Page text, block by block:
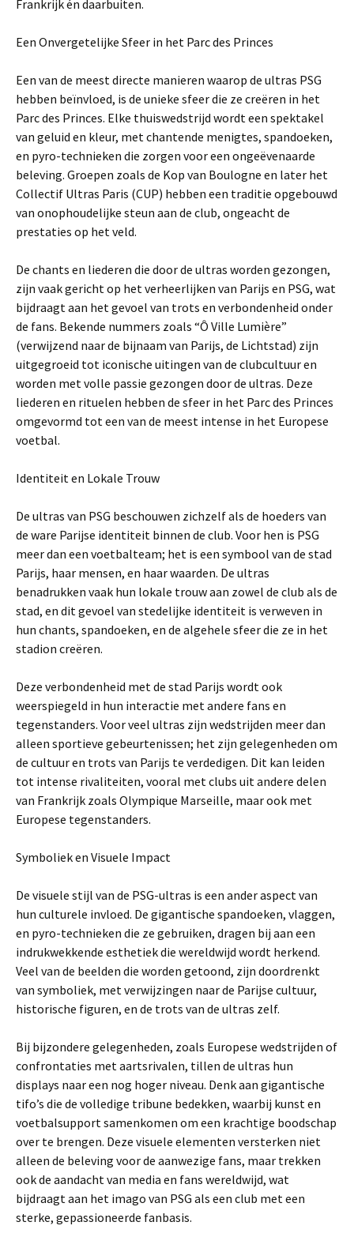
Frankrijk én daarbuiten.
Een Onvergetelijke Sfeer in het Parc des Princes
Een van de meest directe manieren waarop de ultras PSG
hebben beïnvloed, is de unieke sfeer die ze creëren in het
Parc des Princes. Elke thuiswedstrijd wordt een spektakel
van geluid en kleur, met chantende menigtes, spandoeken,
en pyro-technieken die zorgen voor een ongeëvenaarde
beleving. Groepen zoals de Kop van Boulogne en later het
Collectif Ultras Paris (CUP) hebben een traditie opgebouwd
van onophoudelijke steun aan de club, ongeacht de
prestaties op het veld.
De chants en liederen die door de ultras worden gezongen,
zijn vaak gericht op het verheerlijken van Parijs en PSG, wat
bijdraagt aan het gevoel van trots en verbondenheid onder
de fans. Bekende nummers zoals “Ô Ville Lumière”
(verwijzend naar de bijnaam van Parijs, de Lichtstad) zijn
uitgegroeid tot iconische uitingen van de clubcultuur en
worden met volle passie gezongen door de ultras. Deze
liederen en rituelen hebben de sfeer in het Parc des Princes
omgevormd tot een van de meest intense in het Europese
voetbal.
Identiteit en Lokale Trouw
De ultras van PSG beschouwen zichzelf als de hoeders van
de ware Parijse identiteit binnen de club. Voor hen is PSG
meer dan een voetbalteam; het is een symbool van de stad
Parijs, haar mensen, en haar waarden. De ultras
benadrukken vaak hun lokale trouw aan zowel de club als de
stad, en dit gevoel van stedelijke identiteit is verweven in
hun chants, spandoeken, en de algehele sfeer die ze in het
stadion creëren.
Deze verbondenheid met de stad Parijs wordt ook
weerspiegeld in hun interactie met andere fans en
tegenstanders. Voor veel ultras zijn wedstrijden meer dan
alleen sportieve gebeurtenissen; het zijn gelegenheden om
de cultuur en trots van Parijs te verdedigen. Dit kan leiden
tot intense rivaliteiten, vooral met clubs uit andere delen
van Frankrijk zoals Olympique Marseille, maar ook met
Europese tegenstanders.
Symboliek en Visuele Impact
De visuele stijl van de PSG-ultras is een ander aspect van
hun culturele invloed. De gigantische spandoeken, vlaggen,
en pyro-technieken die ze gebruiken, dragen bij aan een
indrukwekkende esthetiek die wereldwijd wordt herkend.
Veel van de beelden die worden getoond, zijn doordrenkt
van symboliek, met verwijzingen naar de Parijse cultuur,
historische figuren, en de trots van de ultras zelf.
Bij bijzondere gelegenheden, zoals Europese wedstrijden of
confrontaties met aartsrivalen, tillen de ultras hun
displays naar een nog hoger niveau. Denk aan gigantische
tifo’s die de volledige tribune bedekken, waarbij kunst en
voetbalsupport samenkomen om een krachtige boodschap
over te brengen. Deze visuele elementen versterken niet
alleen de beleving voor de aanwezige fans, maar trekken
ook de aandacht van media en fans wereldwijd, wat
bijdraagt aan het imago van PSG als een club met een
sterke, gepassioneerde fanbasis.